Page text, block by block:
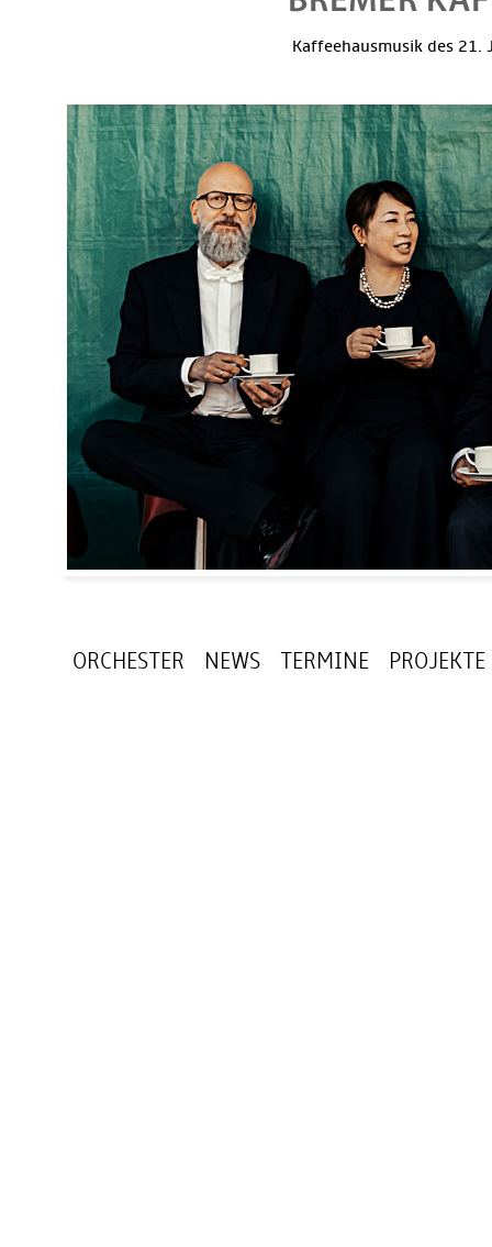
Kaffeehausmusik des 21.
ORCHESTER NEWS TERMINE PROJEKTE